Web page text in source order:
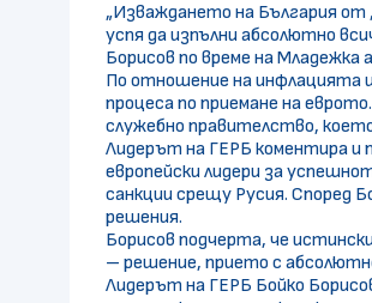
„Изваждането на България от
успя да изпълни абсолютно
Борисов по време на Младежка
По отношение на инфлацията
процеса по приемане на
служебно правителство,
Лидерът на ГЕРБ коментира и
европейски лидери за
санкции срещу Русия. Според
решения.
Борисов подчерта, че
– решение, прието с
Лидерът на ГЕРБ Бойко